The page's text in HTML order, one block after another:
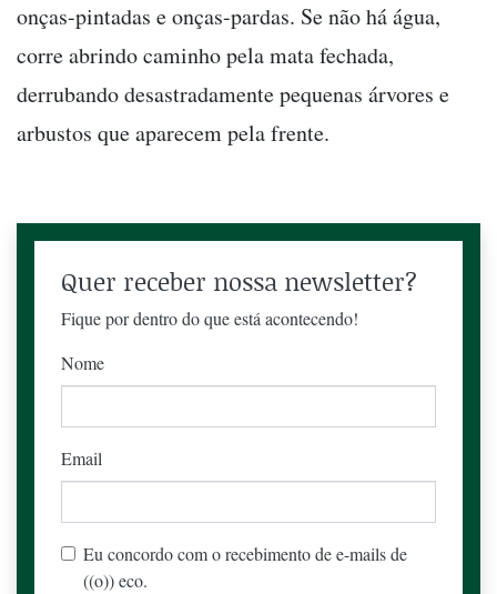
onças-pintadas e onças-pardas. Se não há água,
corre abrindo caminho pela mata fechada,
derrubando desastradamente pequenas árvores e
arbustos que aparecem pela frente.
Quer receber nossa newsletter?
Fique por dentro do que está acontecendo!
Nome
Email
Eu concordo com o recebimento de e-mails de
((o)) eco.